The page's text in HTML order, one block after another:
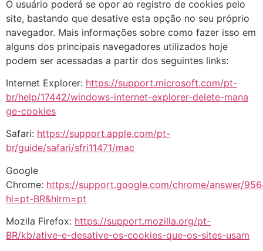
O usuário poderá se opor ao registro de cookies pelo
site, bastando que desative esta opção no seu próprio
navegador. Mais informações sobre como fazer isso em
alguns dos principais navegadores utilizados hoje
podem ser acessadas a partir dos seguintes links:
Internet Explorer: https://support.microsoft.com/pt-
br/help/17442/windows-internet-explorer-delete-mana
ge-cookies
Safari: https://support.apple.com/pt-
br/guide/safari/sfri11471/mac
Google
Chrome: https://support.google.com/chrome/answer/
hl=pt-BR&hlrm=pt
Mozila Firefox: https://support.mozilla.org/pt-
BR/kb/ative-e-desative-os-cookies-que-os-sites-usam